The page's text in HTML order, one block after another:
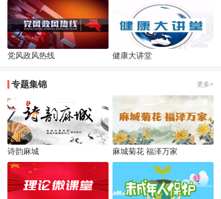
党风政风热线 健康大讲堂
专题集锦 更多>
诗韵麻城 麻城菊花 福泽万家